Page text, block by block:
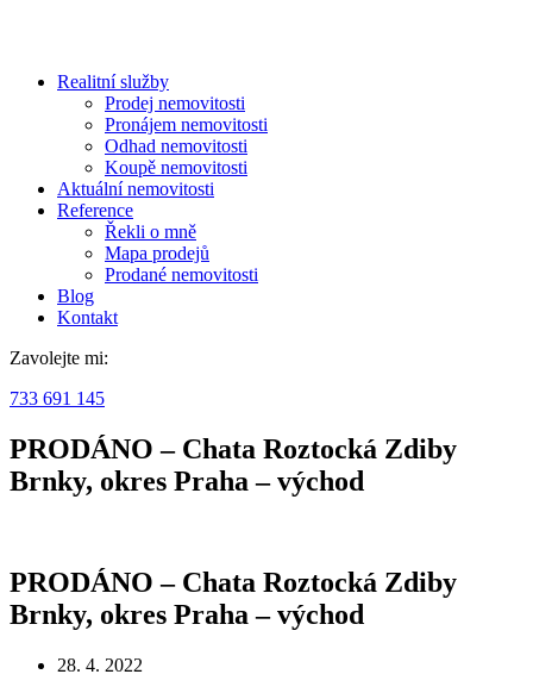
Realitní služby
Prodej nemovitosti
Pronájem nemovitosti
Odhad nemovitosti
Koupě nemovitosti
Aktuální nemovitosti
Reference
Řekli o mně
Mapa prodejů
Prodané nemovitosti
Blog
Kontakt
Zavolejte mi:
733 691 145
PRODÁNO – Chata Roztocká Zdiby
Brnky, okres Praha – východ
PRODÁNO – Chata Roztocká Zdiby
Brnky, okres Praha – východ
28. 4. 2022